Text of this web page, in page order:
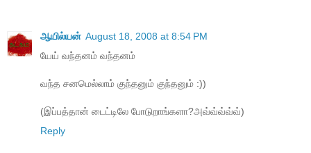
ஆயில்யன் August 18, 2008 at 8:54 PM
யேய் வந்தனம் வந்தனம்
வந்த சனமெல்லாம் குந்தனும் குந்தனும் :))
(இப்பத்தான் டைட்டிலே போடுறாங்களா?அவ்வ்வ்வ்வ்)
Reply